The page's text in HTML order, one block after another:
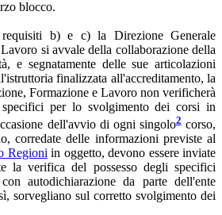
blocco.
b) e c) la Direzione Generale
si avvale della collaborazione della
e segnatamente delle sue articolazioni
finalizzata all'accreditamento, la
Formazione e Lavoro non verificherà
per lo svolgimento dei corsi in
dell'avvio di ogni singolo2corso,
corredate delle informazioni previste al
Regioniin oggetto, devono essere inviate
la verifica del possesso degli specifici
autodichiarazione da parte dell'ente
sorvegliano sul corretto svolgimento dei